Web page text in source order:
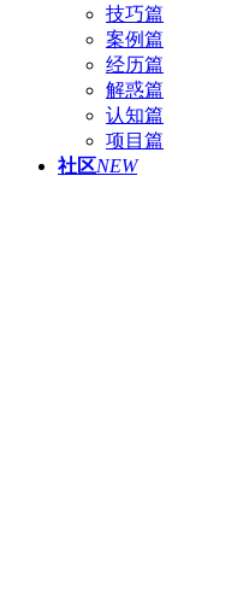
技巧篇
案例篇
经历篇
解惑篇
认知篇
项目篇
社区NEW